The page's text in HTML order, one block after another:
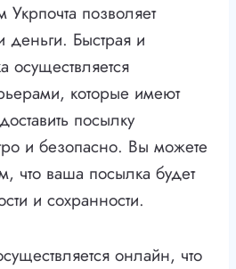
Укрпочта позволяет
деньги. Быстрая и
осуществляется
которые имеют
посылку
и безопасно. Вы можете
что ваша посылка будет
и сохранности.
онлайн, что